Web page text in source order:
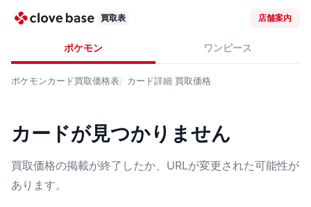
買取表 店舗案内
ポケモン ワンピース
ポケモンカード買取価格表 カード詳細 買取価格
カードが見つかりません
買取価格の掲載が終了したか、URLが変更された可能性が
あります。